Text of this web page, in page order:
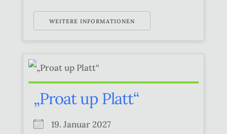
WEITERE INFORMATIONEN
„Proat up Platt“
19. Januar 2027